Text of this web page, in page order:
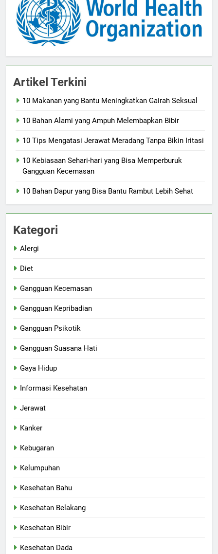
Artikel Terkini
10 Makanan yang Bantu Meningkatkan Gairah Seksual
10 Bahan Alami yang Ampuh Melembapkan Bibir
10 Tips Mengatasi Jerawat Meradang Tanpa Bikin Iritasi
10 Kebiasaan Sehari-hari yang Bisa Memperburuk
Gangguan Kecemasan
10 Bahan Dapur yang Bisa Bantu Rambut Lebih Sehat
Kategori
Alergi
Diet
Gangguan Kecemasan
Gangguan Kepribadian
Gangguan Psikotik
Gangguan Suasana Hati
Gaya Hidup
Informasi Kesehatan
Jerawat
Kanker
Kebugaran
Kelumpuhan
Kesehatan Bahu
Kesehatan Belakang
Kesehatan Bibir
Kesehatan Dada